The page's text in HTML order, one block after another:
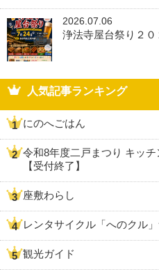
2026.07.06
浄法寺屋台祭り２
人気記事ランキング
にのへごはん
令和8年度二戸まつり キッ
【受付終了】
座敷わらし
レンタサイクル「へのクル
観光ガイド